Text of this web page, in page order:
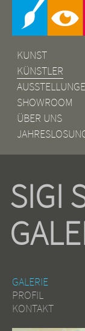
KUNST
KÜNSTLER
SHOWROOM
ÜBER UNS
SIGI
GALERIE
PROFIL
KONTAKT